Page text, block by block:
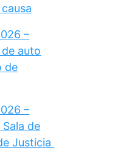
–
auto
de
–
de
Justicia